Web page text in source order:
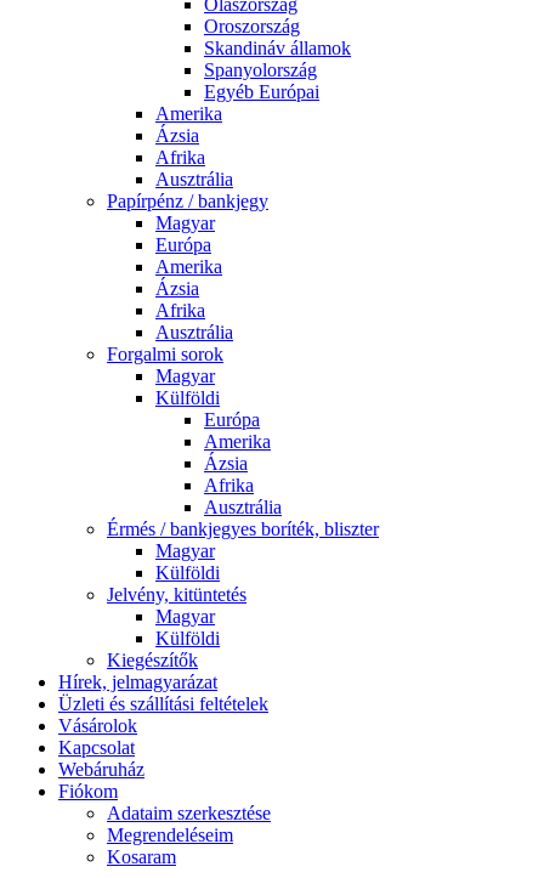
Olaszország
Oroszország
Skandináv államok
Spanyolország
Egyéb Európai
Amerika
Ázsia
Afrika
Ausztrália
Papírpénz / bankjegy
Magyar
Európa
Amerika
Ázsia
Afrika
Ausztrália
Forgalmi sorok
Magyar
Külföldi
Európa
Amerika
Ázsia
Afrika
Ausztrália
Érmés / bankjegyes boríték, bliszter
Magyar
Külföldi
Jelvény, kitüntetés
Magyar
Külföldi
Kiegészítők
Hírek, jelmagyarázat
Üzleti és szállítási feltételek
Vásárolok
Kapcsolat
Webáruház
Fiókom
Adataim szerkesztése
Megrendeléseim
Kosaram